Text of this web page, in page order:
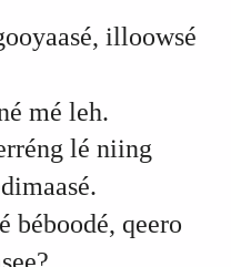
illoowsé
mé leh.
lé niing
.
qeero